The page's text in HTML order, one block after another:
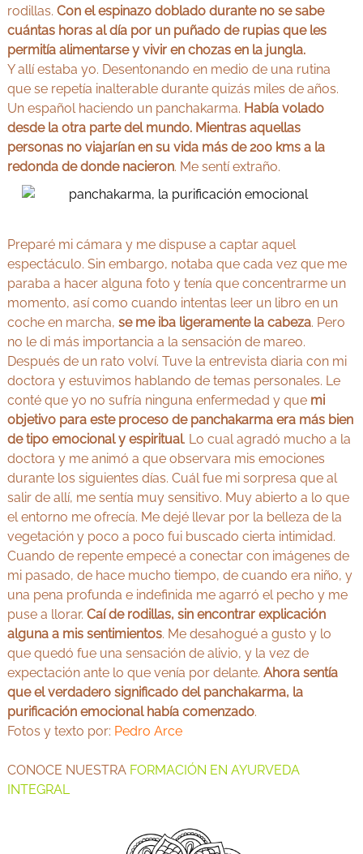
rodillas. Con el espinazo doblado durante no se sabe
cuántas horas al día por un puñado de rupias que les
permitía alimentarse y vivir en chozas en la jungla.
Y allí estaba yo. Desentonando en medio de una rutina
que se repetía inalterable durante quizás miles de años.
Un español haciendo un panchakarma. Había volado
desde la otra parte del mundo. Mientras aquellas
personas no viajarían en su vida más de 200 kms a la
redonda de donde nacieron. Me sentí extraño.
Preparé mi cámara y me dispuse a captar aquel
espectáculo. Sin embargo, notaba que cada vez que me
paraba a hacer alguna foto y tenía que concentrarme un
momento, así como cuando intentas leer un libro en un
coche en marcha, se me iba ligeramente la cabeza. Pero
no le di más importancia a la sensación de mareo.
Después de un rato volví. Tuve la entrevista diaria con mi
doctora y estuvimos hablando de temas personales. Le
conté que yo no sufría ninguna enfermedad y que mi
objetivo para este proceso de panchakarma era más bien
de tipo emocional y espiritual. Lo cual agradó mucho a la
doctora y me animó a que observara mis emociones
durante los siguientes días. Cuál fue mi sorpresa que al
salir de allí, me sentía muy sensitivo. Muy abierto a lo que
el entorno me ofrecía. Me dejé llevar por la belleza de la
vegetación y poco a poco fui buscado cierta intimidad.
Cuando de repente empecé a conectar con imágenes de
mi pasado, de hace mucho tiempo, de cuando era niño, y
una pena profunda e indefinida me agarró el pecho y me
puse a llorar. Caí de rodillas, sin encontrar explicación
alguna a mis sentimientos. Me desahogué a gusto y lo
que quedó fue una sensación de alivio, y la vez de
expectación ante lo que venía por delante. Ahora sentía
que el verdadero significado del panchakarma, la
purificación emocional había comenzado.
Fotos y texto por: Pedro Arce
CONOCE NUESTRA FORMACIÓN EN AYURVEDA
INTEGRAL